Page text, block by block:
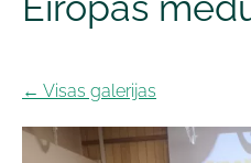
Visas galerijas